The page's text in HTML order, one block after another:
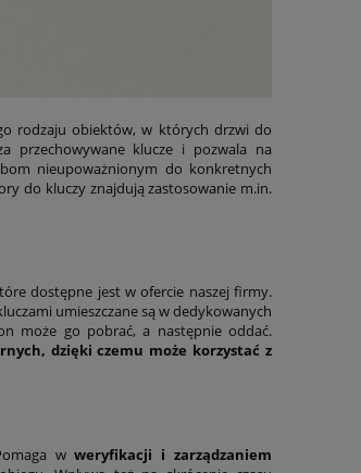
rodzaju obiektów, w których drzwi do
przechowywane klucze i pozwala na
nieupoważnionym do konkretnych
do kluczy znajdują zastosowanie m.in.
dostępne jest w ofercie naszej firmy.
umieszczane są w dedykowanych
może go pobrać, a następnie oddać.
dzięki czemu może korzystać z
wweryfikacji i zarządzaniem